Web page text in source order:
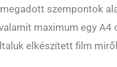
szempontok
maximum egy
elkészített film